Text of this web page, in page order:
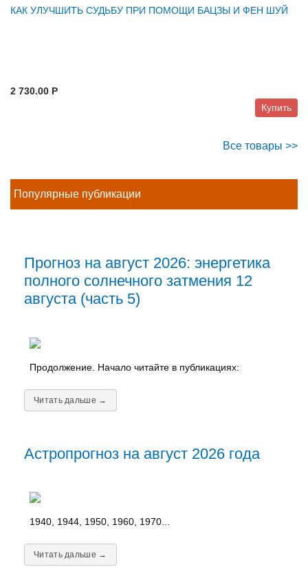
КАК УЛУЧШИТЬ СУДЬБУ ПРИ ПОМОЩИ БАЦЗЫ И ФЕН ШУЙ
2 730.00 P
Купить
Все товары >>
Популярные публикации
Прогноз на август 2026: энергетика
полного солнечного затмения 12
августа (часть 5)
Продолжение. Начало читайте в публикациях:
Читать дальше →
Астропрогноз на август 2026 года
1940, 1944, 1950, 1960, 1970...
Читать дальше →